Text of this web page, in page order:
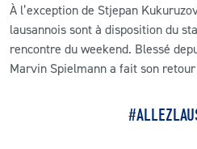
À l’exception de Stjepan
lausannois sont à disposition du
rencontre du weekend. Blessé
Marvin Spielmann a fait son